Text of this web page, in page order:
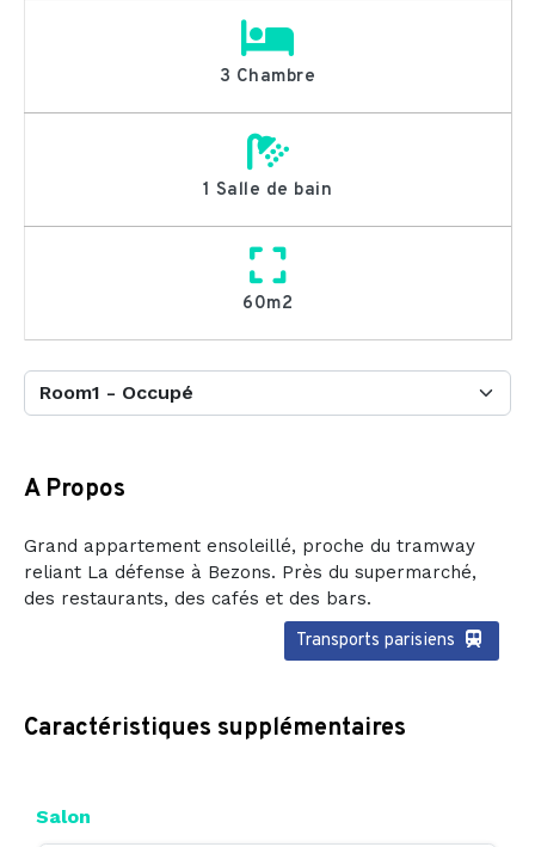
3 Chambre
1 Salle de bain
60m2
A Propos
Grand appartement ensoleillé, proche du tramway
reliant La défense à Bezons. Près du supermarché,
des restaurants, des cafés et des bars.
Transports parisiens
Caractéristiques supplémentaires
Salon